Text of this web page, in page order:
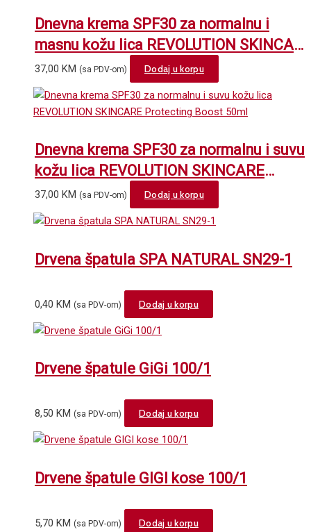
Dnevna krema SPF30 za normalnu i
masnu kožu lica REVOLUTION
Protecting Boost 50ml
37,00 KM (sa PDV-om) Dodaj u korpu
Dnevna krema SPF30 za normalnu i suvu
kožu lica REVOLUTION SKINCARE
Protecting Boost 50ml
37,00 KM (sa PDV-om) Dodaj u korpu
Drvena špatula SPA NATURAL SN29-1
0,40 KM (sa PDV-om) Dodaj u korpu
Drvene špatule GiGi 100/1
8,50 KM (sa PDV-om) Dodaj u korpu
Drvene špatule GIGI kose 100/1
5,70 KM (sa PDV-om) Dodaj u korpu